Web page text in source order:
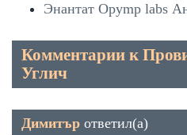
Энантат Opymp labs
Комментарии к
Углич
Димитър ответил(а)